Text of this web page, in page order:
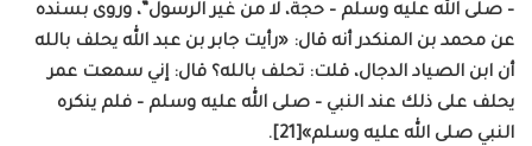
– صلى الله عليه وسلم – حجة، لا من غير الرسول”، وروى بسنده
عن محمد بن المنكدر أنه قال: «رأيت جابر بن عبد الله يحلف بالله
أن ابن الصياد الدجال، قلت: تحلف بالله؟ قال: إني سمعت عمر
يحلف على ذلك عند النبي – صلى الله عليه وسلم – فلم ينكره
النبي صلى الله عليه وسلم»[21].